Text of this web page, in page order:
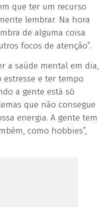
que ter um recurso
lembrar. Na hora
de alguma coisa
focos de atenção”.
a saúde mental em dia,
e ter tempo
a gente está só
que não consegue
energia. A gente tem
como hobbies”,